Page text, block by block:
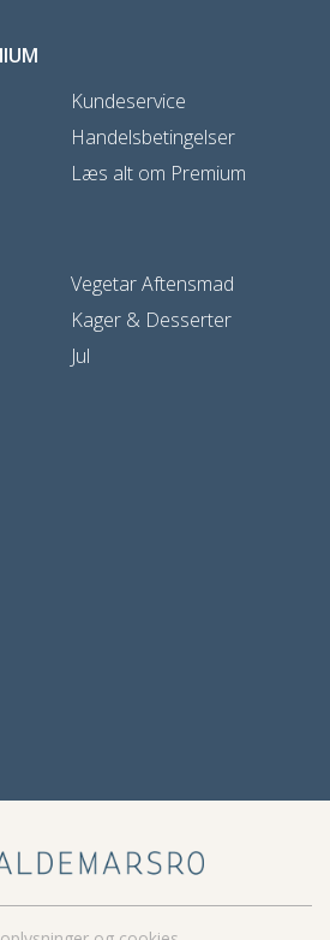
Kundeservice
Handelsbetingelser
Læs alt om Premium
Vegetar Aftensmad
Kager & Desserter
Jul